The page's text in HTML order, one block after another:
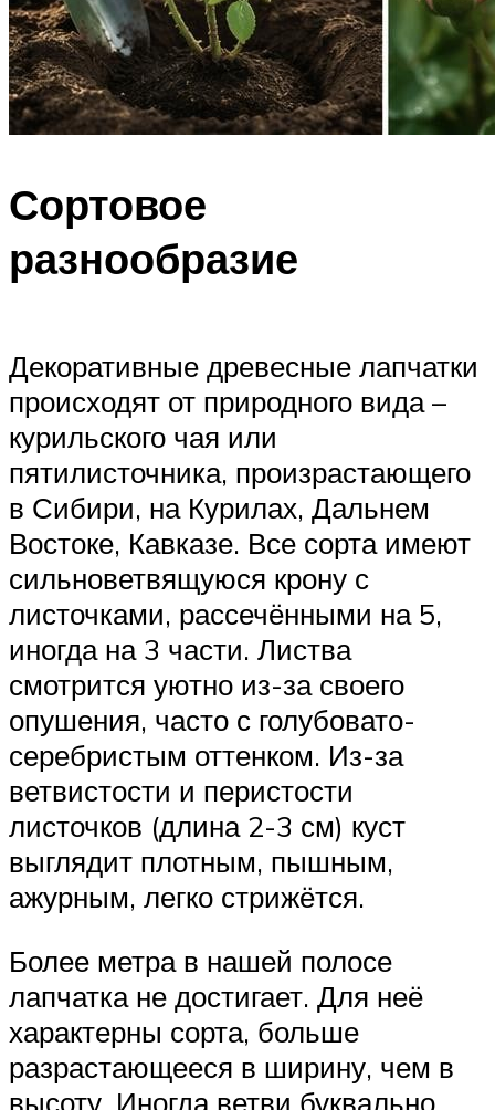
Сортовое
разнообразие
Декоративные древесные лапчатки
происходят от природного вида –
курильского чая или
пятилисточника, произрастающего
в Сибири, на Курилах, Дальнем
Востоке, Кавказе. Все сорта имеют
сильноветвящуюся крону с
листочками, рассечёнными на 5,
иногда на 3 части. Листва
смотрится уютно из-за своего
опушения, часто с голубовато-
серебристым оттенком. Из-за
ветвистости и перистости
листочков (длина 2-3 см) куст
выглядит плотным, пышным,
ажурным, легко стрижётся.
Более метра в нашей полосе
лапчатка не достигает. Для неё
характерны сорта, больше
разрастающееся в ширину, чем в
высоту. Иногда ветви буквально